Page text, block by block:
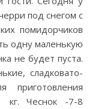
под снегом с
помидорчиков
одну маленькую
не будет пуста.
сладковато-
кг. Чеснок -7-8